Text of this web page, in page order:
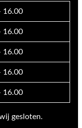
16.00
16.00
16.00
16.00
16.00
gesloten.